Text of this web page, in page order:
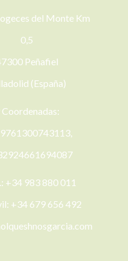
del Monte Km
0,5
Peñafiel
(España)
Coordenadas:
+34 983 880 011
+34 679 656 492